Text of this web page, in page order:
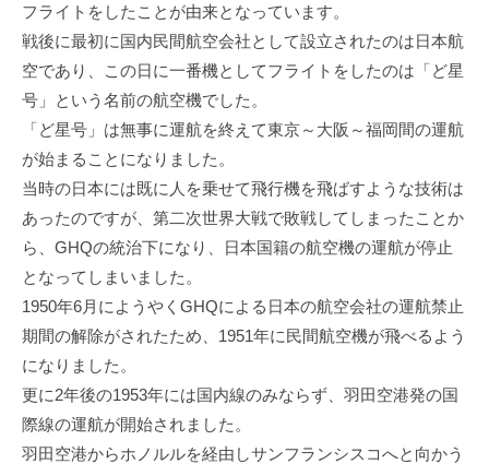
フライトをしたことが由来となっています。
戦後に最初に国内民間航空会社として設立されたのは日本航
空であり、この日に一番機としてフライトをしたのは「ど星
号」という名前の航空機でした。
「ど星号」は無事に運航を終えて東京～大阪～福岡間の運航
が始まることになりました。
当時の日本には既に人を乗せて飛行機を飛ばすような技術は
あったのですが、第二次世界大戦で敗戦してしまったことか
ら、GHQの統治下になり、日本国籍の航空機の運航が停止
となってしまいました。
1950年6月にようやくGHQによる日本の航空会社の運航禁止
期間の解除がされたため、1951年に民間航空機が飛べるよう
になりました。
更に2年後の1953年には国内線のみならず、羽田空港発の国
際線の運航が開始されました。
羽田空港からホノルルを経由しサンフランシスコへと向かう